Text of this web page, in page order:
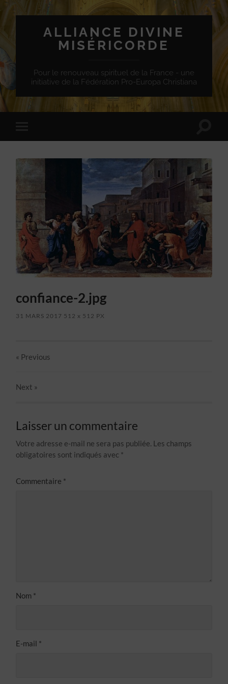
ALLIANCE DIVINE
MISÉRICORDE
Pour le renouveau spirituel de la France - une
initiative de la Fédération Pro-Europa Christiana
mobile
confiance-2.jpg
31 MARS 2017 512 x 512 PX
« Previous
Next »
Laisser un commentaire
Votre adresse e-mail ne sera pas publiée. Les champs
obligatoires sont indiqués avec *
Commentaire *
Nom *
E-mail *